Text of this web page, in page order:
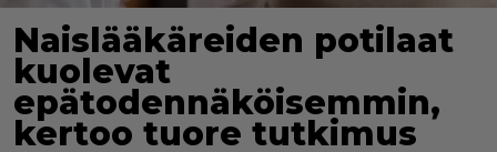
Naislääkäreiden potilaat
kuolevat
epätodennäköisemmin,
kertoo tuore tutkimus